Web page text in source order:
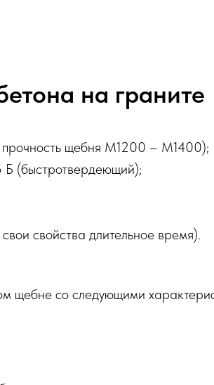
на граните
щебня М1200 – М1400);
(быстротвердеющий);
свойства длительное время).
щебне со следующими